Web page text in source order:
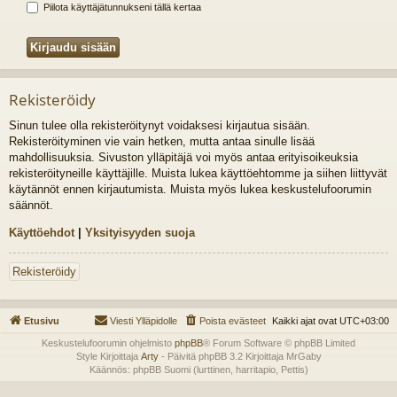
Piilota käyttäjätunnukseni tällä kertaa
Rekisteröidy
Sinun tulee olla rekisteröitynyt voidaksesi kirjautua sisään.
Rekisteröityminen vie vain hetken, mutta antaa sinulle lisää
mahdollisuuksia. Sivuston ylläpitäjä voi myös antaa erityisoikeuksia
rekisteröityneille käyttäjille. Muista lukea käyttöehtomme ja siihen liittyvät
käytännöt ennen kirjautumista. Muista myös lukea keskustelufoorumin
säännöt.
Käyttöehdot | Yksityisyyden suoja
Rekisteröidy
Etusivu Kaikki ajat ovat UTC+03:00
Poista evästeet
Viesti Ylläpidolle
Keskustelufoorumin ohjelmisto phpBB® Forum Software © phpBB Limited
Style Kirjoittaja Arty- Päivitä phpBB 3.2 Kirjoittaja MrGaby
Käännös: phpBB Suomi (lurttinen, harritapio, Pettis)